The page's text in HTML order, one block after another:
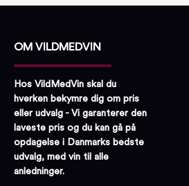
OM VILDMEDVIN
Hos VildMedVin skal du
hverken bekymre dig om pris
eller udvalg - Vi garanterer den
laveste pris og du kan gå på
opdagelse i Danmarks bedste
udvalg, med vin til alle
anledninger.